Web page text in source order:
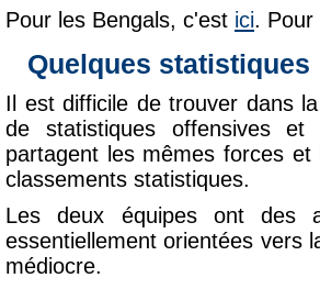
Pour les Bengals, c'est ici. Pour
Quelques statistiques
Il est difficile de trouver dans
de statistiques offensives
partagent les mêmes forces
classements statistiques.
Les deux équipes ont des
essentiellement orientées vers
médiocre.